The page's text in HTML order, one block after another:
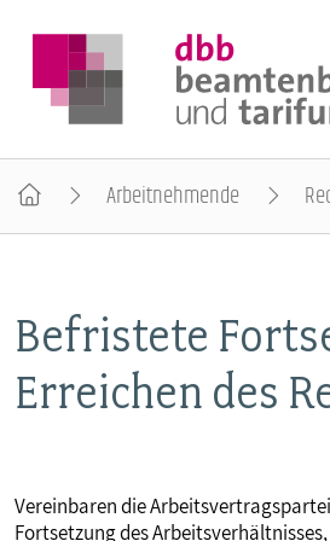
BEAMTINNEN & BEAMTE
POLITIK & POSITIONEN
Arbeitnehmende
Befristete
Erreichen des
Vereinbaren die
Fortsetzung des